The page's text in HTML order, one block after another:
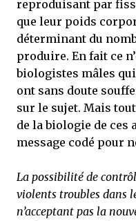
reproduisant par
que leur poids
déterminant du
produire. En fait ce
biologistes mâles
ont sans doute
sur le sujet. Mais
de la biologie de ces
message codé pour
La possibilité de
violents troubles dans
n’acceptant pas la